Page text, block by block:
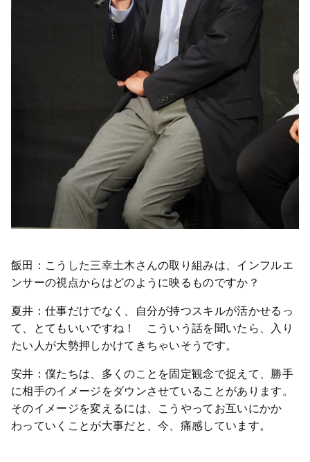
飯田：こうした三幸土木さんの取り組みは、インフルエ
ンサーの視点からはどのように映るものですか？
夏井：仕事だけでなく、自分が持つスキルが活かせるっ
て、とてもいいですね！ こういう話を聞いたら、入り
たい人が大勢押しかけてきちゃいそうです。
安井：僕たちは、多くのことを固定観念で捉えて、勝手
に相手のイメージをダウンさせていることがあります。
そのイメージを変えるには、こうやってお互いにかか
わっていくことが大事だと、今、痛感しています。